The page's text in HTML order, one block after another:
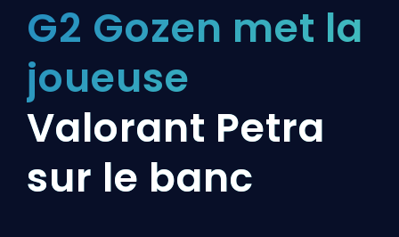
G2 Gozen met la
joueuse
Valorant Petra
sur le banc